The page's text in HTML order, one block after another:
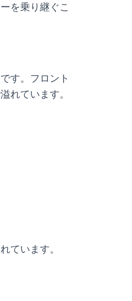
を乗り継ぐこ
す。フロント
れています。
ています。